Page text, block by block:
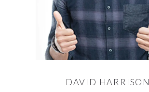
DAVID HARRISON